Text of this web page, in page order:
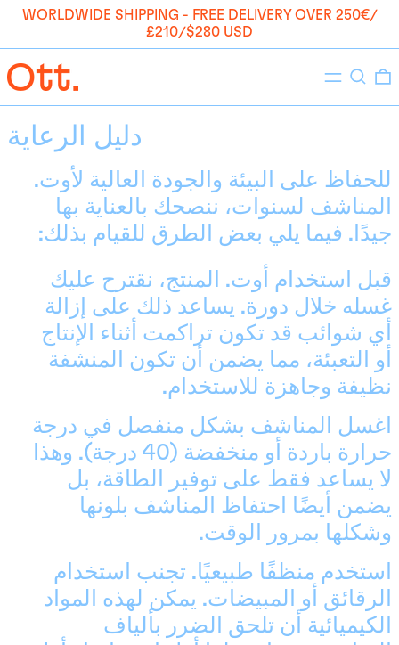
WORLDWIDE SHIPPING - FREE DELIVERY OVER 250€/
£210/$280 USD
قائمةيبحث
دليل الرعاية
للحفاظ على البيئة والجودة العالية لأوت.
المناشف لسنوات، ننصحك بالعناية بها
جيدًا. فيما يلي بعض الطرق للقيام بذلك:
قبل استخدام أوت. المنتج، نقترح عليك
غسله خلال دورة. يساعد ذلك على إزالة
أي شوائب قد تكون تراكمت أثناء الإنتاج
أو التعبئة، مما يضمن أن تكون المنشفة
نظيفة وجاهزة للاستخدام.
اغسل المناشف بشكل منفصل في درجة
حرارة باردة أو منخفضة (40 درجة). وهذا
لا يساعد فقط على توفير الطاقة، بل
يضمن أيضًا احتفاظ المناشف بلونها
وشكلها بمرور الوقت.
استخدم منظفًا طبيعيًا. تجنب استخدام
الرقائق أو المبيضات. يمكن لهذه المواد
الكيميائية أن تلحق الضرر بألياف